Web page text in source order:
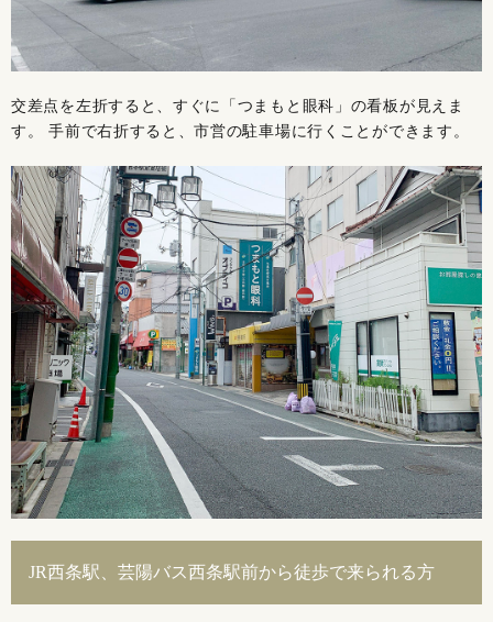
交差点を左折すると、すぐに「つまもと眼科」の看板が見えま
す。 手前で右折すると、市営の駐車場に行くことができます。
JR西条駅、芸陽バス西条駅前から徒歩で来られる方